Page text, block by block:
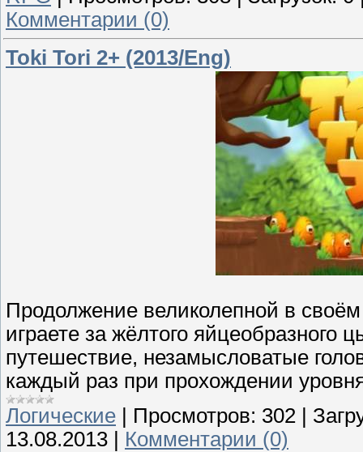
Комментарии (0)
Toki Tori 2+ (2013/Eng)
Продолжение великолепной в
играете за жёлтого яйцеобразного
путешествие, незамысловатые
каждый раз при прохождении
Логические
Просмотров: 302
13.08.2013
Комментарии (0)